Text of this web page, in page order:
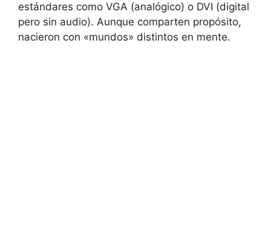
estándares como VGA (analógico) o DVI (digital
pero sin audio). Aunque comparten propósito,
nacieron con «mundos» distintos en mente.